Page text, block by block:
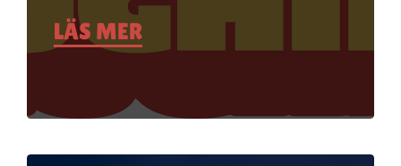
Stockholms äldsta
standupklubbar och är känd för
att ha de bästa komikerna i
välkommen till Big Ben Stand
LÄS MER